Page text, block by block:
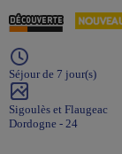
Séjour de 7 jour(s)
Sigoulès et Flaugeac
Dordogne - 24